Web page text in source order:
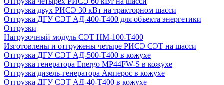
Отгрузка двух РИСЭ 30 кВт на тракторном шасси
Отгрузка ДГУ СЭТ АД-400-Т400 для объекта энергетики
Отгрузки
Нагрузочный модуль СЭТ НМ-100-Т400
Изготовлены и отгружены четыре РИСЭ СЭТ на шасси
Отгрузка ДГУ СЭТ АД-500-Т400 в кожухе
Отгрузка генератора Energo MP44FW-S в кожухе
Отгрузка дизель-генератора Амперос в кожухе
Отгрузка ДГУ СЭТ АД-40-Т400 в кожухе